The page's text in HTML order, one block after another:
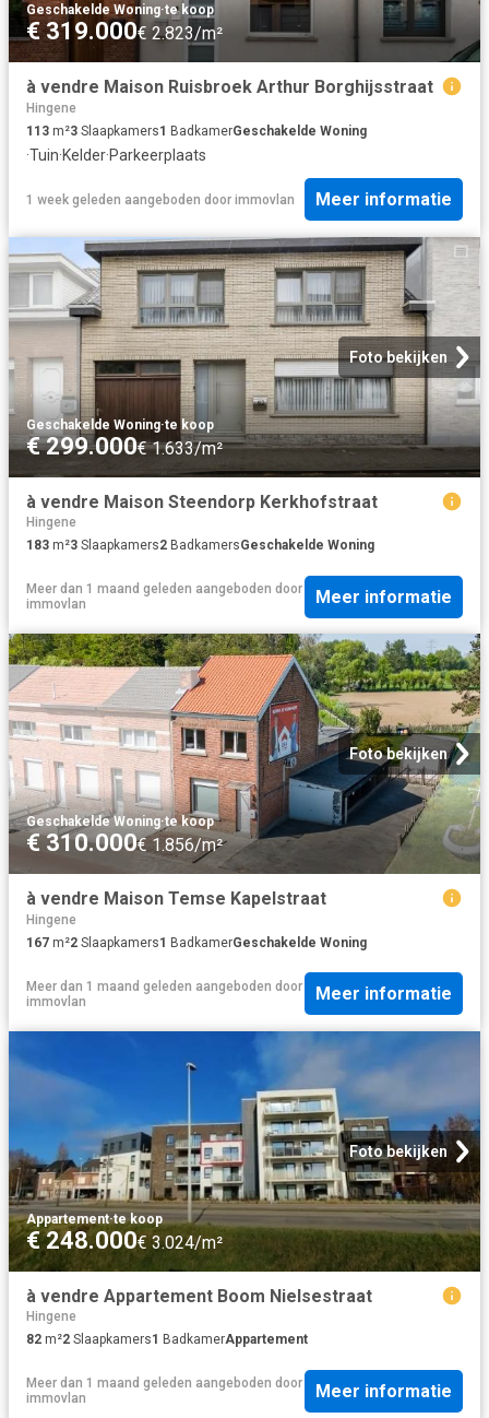
Geschakelde Woning·te koop
€ 319.000€ 2.823/m²
à vendre Maison Ruisbroek Arthur Borghijsstraat
Hingene
113 m²3 Slaapkamers1 BadkamerGeschakelde Woning
·Tuin·Kelder·Parkeerplaats
1 week geleden aangeboden door immovlan Meer informatie
Foto bekijken
Geschakelde Woning·te koop
€ 299.000€ 1.633/m²
à vendre Maison Steendorp Kerkhofstraat
Hingene
183 m²3 Slaapkamers2 BadkamersGeschakelde Woning
Meer dan 1 maand geleden aangeboden door
immovlan
Meer informatie
Foto bekijken
Geschakelde Woning·te koop
€ 310.000€ 1.856/m²
à vendre Maison Temse Kapelstraat
Hingene
167 m²2 Slaapkamers1 BadkamerGeschakelde Woning
Meer dan 1 maand geleden aangeboden door
immovlan
Meer informatie
Foto bekijken
Appartement·te koop
€ 248.000€ 3.024/m²
à vendre Appartement Boom Nielsestraat
Hingene
82 m²2 Slaapkamers1 BadkamerAppartement
Meer dan 1 maand geleden aangeboden door
immovlan
Meer informatie